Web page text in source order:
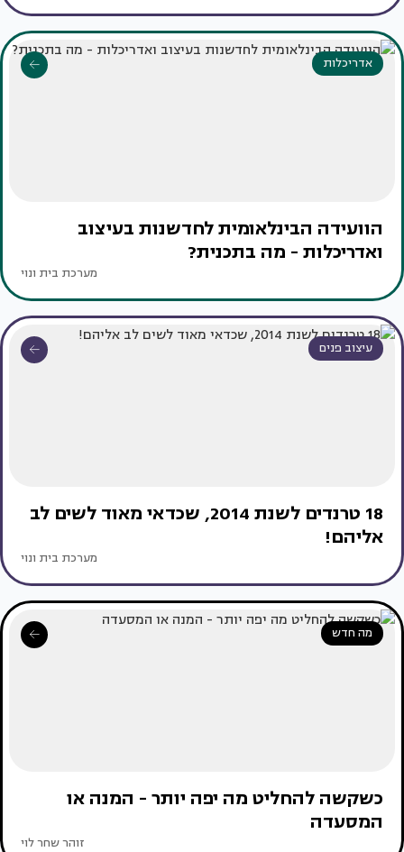
אדריכלות
הוועידה הבינלאומית לחדשנות בעיצוב
ואדריכלות - מה בתכנית?
מערכת בית ונוי
עיצוב פנים
18 טרנדים לשנת 2014, שכדאי מאוד לשים לב
אליהם!
מערכת בית ונוי
מה חדש
כשקשה להחליט מה יפה יותר - המנה או
המסעדה
זוהר שחר לוי